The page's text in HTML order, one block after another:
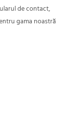
de contact,
gama noastră